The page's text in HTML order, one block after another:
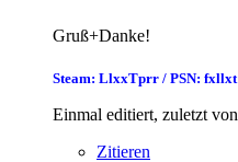
Gruß+Danke!
Steam: LlxxTprr / PSN: fxllxt
Einmal editiert, zuletzt von
Zitieren